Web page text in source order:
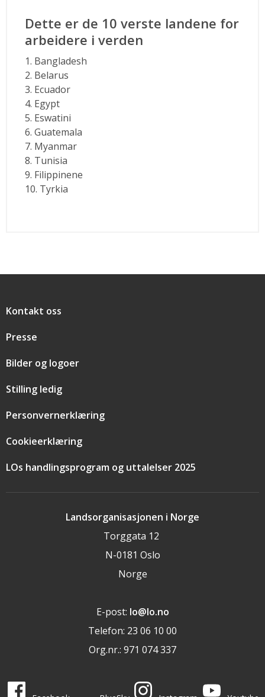
Dette er de 10 verste landene for
arbeidere i verden
1. Bangladesh
2. Belarus
3. Ecuador
4. Egypt
5. Eswatini
6. Guatemala
7. Myanmar
8. Tunisia
9. Filippinene
10. Tyrkia
Landsorganisasjonen i Norge
Torggata 12
N-0181 Oslo
Norge
E-post: lo@lo.no
Telefon: 23 06 10 00
Org.nr.: 971 074 337
Snarveier
Kontakt oss
Presse
Bilder og logoer
Stilling ledig
Personvernerklæring
Cookieerklæring
LOs handlingsprogram og uttalelser 2025
LO i sosiale medier